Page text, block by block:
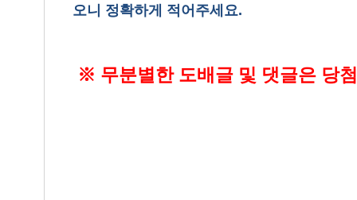
오니 정확하게 적어주세요.
※ 무분별한 도배글 및 댓글은 당